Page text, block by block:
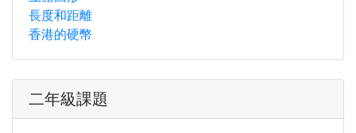
長度和距離
香港的硬幣
二年級課題